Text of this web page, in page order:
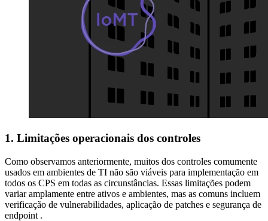
1. Limitações operacionais dos controles
Como observamos anteriormente, muitos dos controles comumente
usados em ambientes de TI não são viáveis para implementação em
todos os CPS em todas as circunstâncias. Essas limitações podem
variar amplamente entre ativos e ambientes, mas as comuns incluem
verificação de vulnerabilidades, aplicação de patches e segurança de
endpoint .